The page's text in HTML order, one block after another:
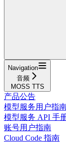
Navigation
音频
MOSS TTS
产品公告
模型服务用户指
模型服务 API 手
账号用户指南
Cloud Code 指南